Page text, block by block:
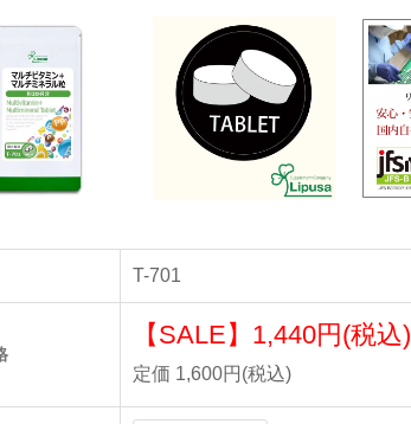
T-701
【SALE】 1,440円(税込)
定価 1,600円(税込)